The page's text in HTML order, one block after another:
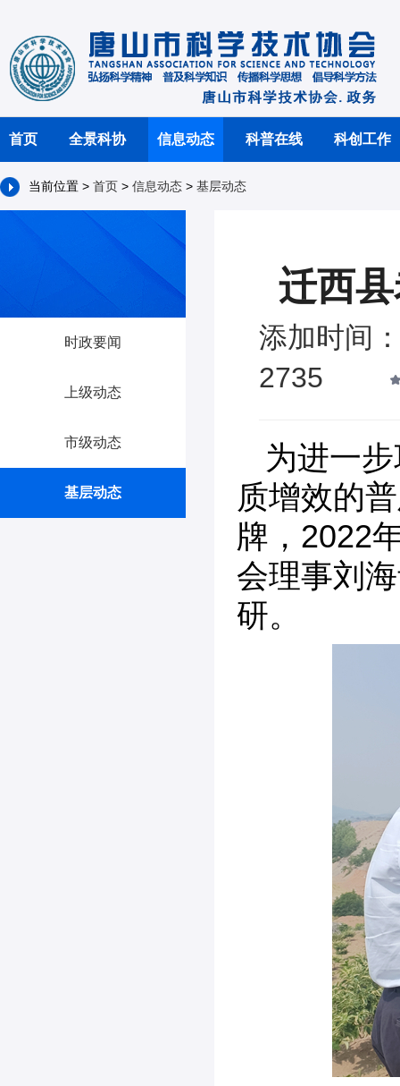
首页 全景科协 信息动态 科普在线 科创工作
当前位置 > 首页 > 信息动态 > 基层动态
时政要闻
上级动态
市级动态
基层动态
迁西
添加时间
2735
为进一
质增效的
牌，2022
会理事刘
研。